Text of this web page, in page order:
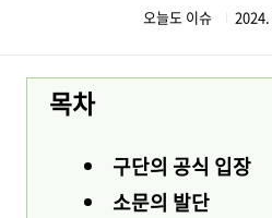
오늘도 이슈
목차
구단의 공식 입장
소문의 발단